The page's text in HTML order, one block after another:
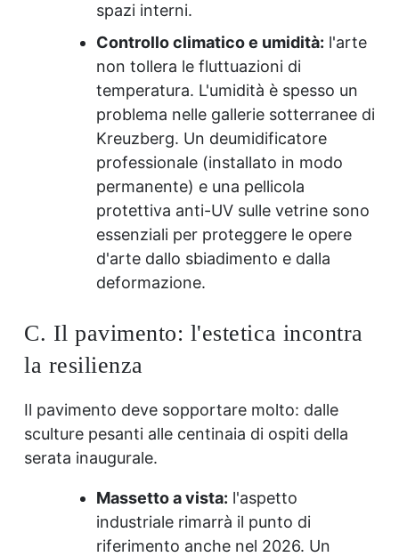
spazi interni.
Controllo climatico e umidità: l'arte
non tollera le fluttuazioni di
temperatura. L'umidità è spesso un
problema nelle gallerie sotterranee di
Kreuzberg. Un deumidificatore
professionale (installato in modo
permanente) e una pellicola
protettiva anti-UV sulle vetrine sono
essenziali per proteggere le opere
d'arte dallo sbiadimento e dalla
deformazione.
C. Il pavimento: l'estetica incontra
la resilienza
Il pavimento deve sopportare molto: dalle
sculture pesanti alle centinaia di ospiti della
serata inaugurale.
Massetto a vista: l'aspetto
industriale rimarrà il punto di
riferimento anche nel 2026. Un